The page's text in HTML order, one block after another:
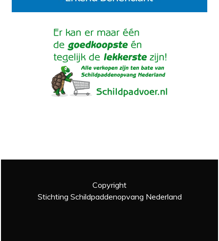
Copyright
Stichting Schildpaddenopvang Nederland